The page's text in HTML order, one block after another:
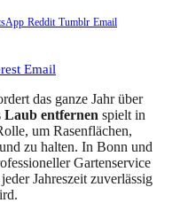
Reddit Tumblr Email
Email
das ganze Jahr über
Laub entfernen spielt in
um Rasenflächen,
zu halten. In Bonn und
Gartenservice
Jahreszeit zuverlässig